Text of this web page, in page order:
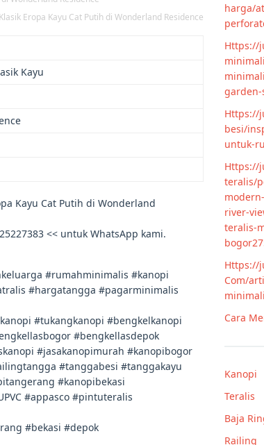
Eropa Kayu Cat Putih di Wonderland Residence
Kayu
Kayu Cat Putih di Wonderland
<< untuk WhatsApp kami.
#rumahminimalis #kanopi
#hargatangga #pagarminimalis
#tukangkanopi #bengkelkanopi
#bengkellasdepok
#jasakanopimurah #kanopibogor
#tanggabesi #tanggakayu
#kanopibekasi
#appasco #pintuteralis
#bekasi #depok
harga/
Https://
Https://
besi/
untuk-
Https://
teralis/
river-
teralis-
Https://
Com/
Cara
Kanopi
Teralis
Baja
Railing